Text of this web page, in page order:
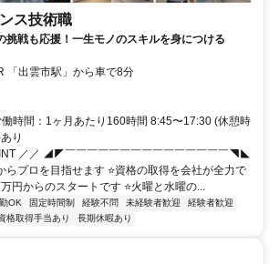
ス技術職
挑戦も応援！一生モノのスキルを身につける
「出雲市駅」から車で8分
時間：1ヶ月あたり160時間 8:45〜17:30 (休憩時
り
／／ ◢◤￣￣￣￣￣￣￣￣￣￣￣￣￣￣￣◥◣
らプロを目指せます ⭐資格の取得を会社が全力で
円からのスタートです ⭐火曜と水曜の...
OK 固定時間制 経験不問 未経験者歓迎
経験者歓迎
格取得手当あり 長期休暇あり